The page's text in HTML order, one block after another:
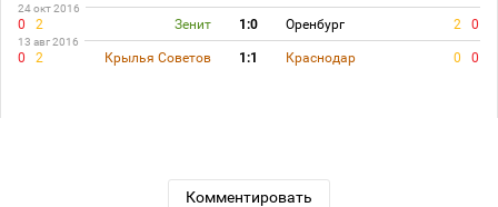
24 окт 2016
0 2 Зенит 1:0 Оренбург 2 0
13 авг 2016
0 2 Крылья Советов 1:1 Краснодар 0 0
Комментировать